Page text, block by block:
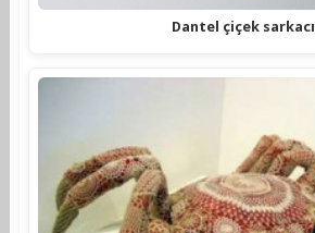
Dantel çiçek sarkacı